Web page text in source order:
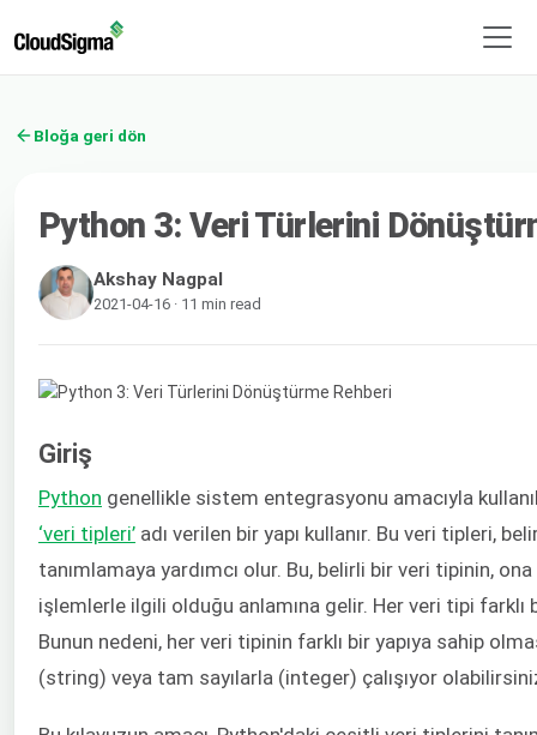
Bloğa geri dön
Python 3: Veri Türlerini
Akshay Nagpal
2021-04-16 · 11 min read
Giriş
Python genellikle sistem entegrasyonu amacıyla
‘veri tipleri’ adı verilen bir yapı kullanır. Bu veri tipleri,
tanımlamaya yardımcı olur. Bu, belirli bir veri tipinin,
işlemlerle ilgili olduğu anlamına gelir. Her veri tipi farklı
Bunun nedeni, her veri tipinin farklı bir yapıya sahip
(string) veya tam sayılarla (integer) çalışıyor